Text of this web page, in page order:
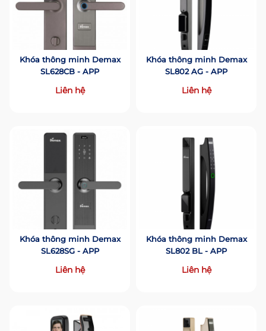
Khóa thông minh Demax
SL628CB - APP
Liên hệ
Khóa thông minh Demax
SL802 AG - APP
Liên hệ
Khóa thông minh Demax
SL628SG - APP
Liên hệ
Khóa thông minh Demax
SL802 BL - APP
Liên hệ